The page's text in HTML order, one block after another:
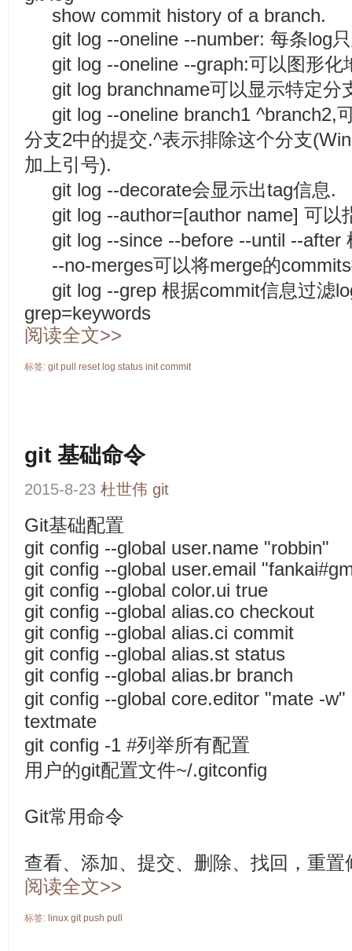
show commit history of a branch.
git log --oneline --number: 每条log
git log --oneline --graph:可以图形化
git log branchname可以显示特定分
git log --oneline branch1 ^branch2,
分支2中的提交.^表示排除这个分支
加上引号).
git log --decorate会显示出tag信息.
git log --author=[author name] 可以
git log --since --before --until --after
--no-merges可以将merge的
git log --grep 根据commit信息过滤
grep=keywords
阅读全文>>
标签: git pull reset log status init commit
git 基础命令
2015-8-23 杜世伟 git
Git基础配置
git config --global user.name "robbin"
git config --global user.email
git config --global color.ui true
git config --global alias.co checkout
git config --global alias.ci commit
git config --global alias.st status
git config --global alias.br branch
git config --global core.editor "mate -
textmate
git config -1 #列举所有配置
用户的git配置文件~/.gitconfig
Git常用命令
查看、添加、提交、删除、找回，重置
阅读全文>>
标签: linux git push pull